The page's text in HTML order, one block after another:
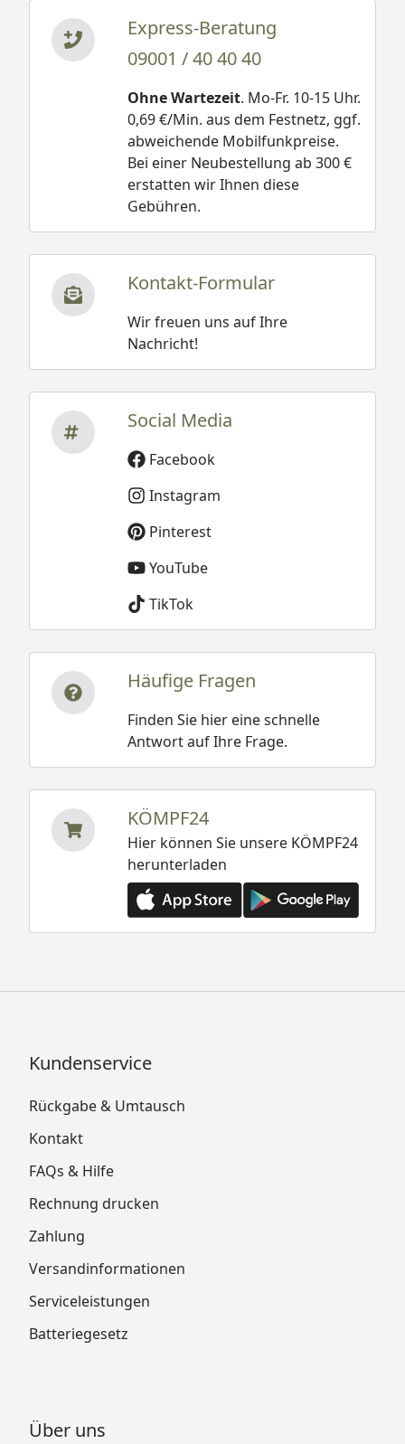
Express-Beratung
09001 / 40 40 40
Ohne Wartezeit. Mo-Fr. 10-15 Uhr.
0,69 €/Min. aus dem Festnetz, ggf.
abweichende Mobilfunkpreise.
Bei einer Neubestellung ab 300 €
erstatten wir Ihnen diese
Gebühren.
Kontakt-Formular
Wir freuen uns auf Ihre
Nachricht!
Social Media
Facebook
Instagram
Pinterest
YouTube
TikTok
Häufige Fragen
Finden Sie hier eine schnelle
Antwort auf Ihre Frage.
KÖMPF24
Hier können Sie unsere KÖMPF24
herunterladen
Kundenservice
Rückgabe & Umtausch
Kontakt
FAQs & Hilfe
Rechnung drucken
Zahlung
Versandinformationen
Serviceleistungen
Batteriegesetz
Über uns